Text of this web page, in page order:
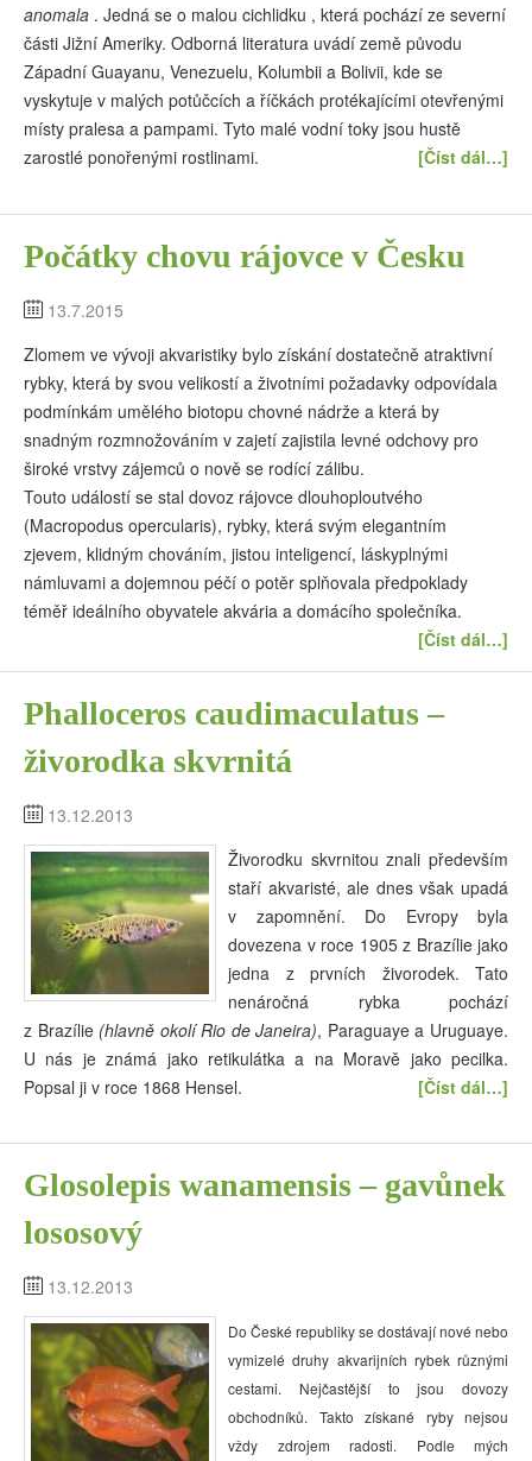
anomala . Jedná se o malou cichlidku , která pochází ze severní
části Jižní Ameriky. Odborná literatura uvádí země původu
Západní Guayanu, Venezuelu, Kolumbii a Bolivii, kde se
vyskytuje v malých potůčcích a říčkách protékajícími otevřenými
místy pralesa a pampami. Tyto malé vodní toky jsou hustě
zarostlé ponořenými rostlinami.
[Číst dál…]
Počátky chovu rájovce v Česku
13.7.2015
Zlomem ve vývoji akvaristiky bylo získání dostatečně atraktivní
rybky, která by svou velikostí a životními požadavky odpovídala
podmínkám umělého biotopu chovné nádrže a která by
snadným rozmnožováním v zajetí zajistila levné odchovy pro
široké vrstvy zájemců o nově se rodící zálibu.
Touto událostí se stal dovoz rájovce dlouhoploutvého
(Macropodus opercularis), rybky, která svým elegantním
zjevem, klidným chováním, jistou inteligencí, láskyplnými
námluvami a dojemnou péčí o potěr splňovala předpoklady
téměř ideálního obyvatele akvária a domácího společníka.
[Číst dál…]
Phalloceros caudimaculatus –
živorodka skvrnitá
13.12.2013
Živorodku skvrnitou znali především
staří akvaristé, ale dnes však upadá
v zapomnění. Do Evropy byla
dovezena v roce 1905 z Brazílie jako
jedna z prvních živorodek. Tato
nenáročná rybka pochází
z Brazílie (hlavně okolí Rio de Janeira), Paraguaye a Uruguaye.
U nás je známá jako retikulátka a na Moravě jako pecilka.
Popsal ji v roce 1868 Hensel.
[Číst dál…]
Glosolepis wanamensis – gavůnek
lososový
13.12.2013
Do České republiky se dostávají nové nebo
vymizelé druhy akvarijních rybek různými
cestami. Nejčastější to jsou dovozy
obchodníků. Takto získané ryby nejsou
vždy zdrojem radosti. Podle mých